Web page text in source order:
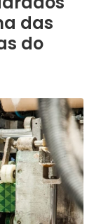
das
do